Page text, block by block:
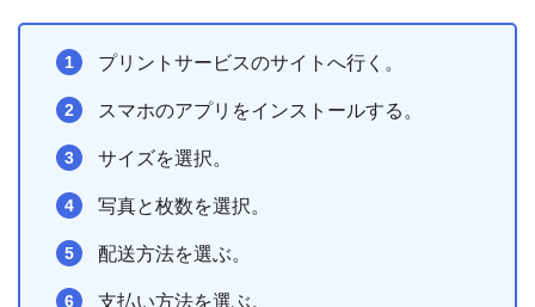
プリントサービスのサイトへ行く。
スマホのアプリをインストールする。
サイズを選択。
写真と枚数を選択。
配送方法を選ぶ。
支払い方法を選ぶ。